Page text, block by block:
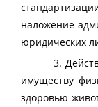
наложение
юридических
3.
имуществу
здоровью